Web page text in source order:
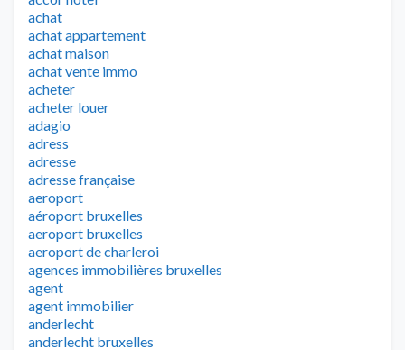
achat
achat appartement
achat maison
achat vente immo
acheter
acheter louer
adagio
adress
adresse
adresse française
aeroport
aéroport bruxelles
aeroport bruxelles
aeroport de charleroi
agences immobilières bruxelles
agent
agent immobilier
anderlecht
anderlecht bruxelles